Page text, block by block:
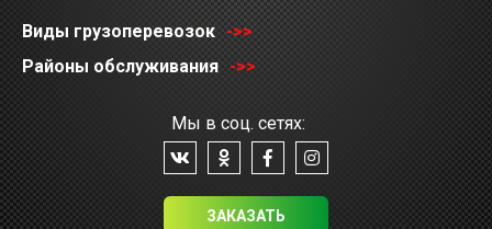
Виды грузоперевозок ->>
Районы обслуживания ->>
Мы в соц. сетях:
ЗАКАЗАТЬ